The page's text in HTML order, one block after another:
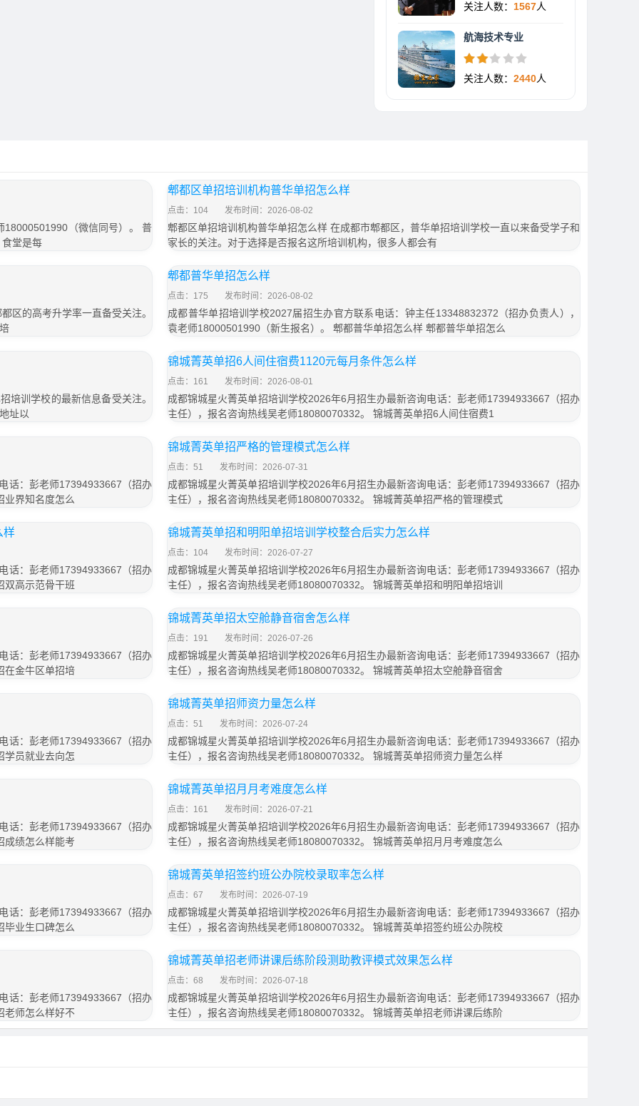
关注人数： 1567人
航海技术专业
关注人数： 2440人
18000501990（微信同号）。 普
堂是每
郫都区单招培训机构普华单招怎么样
点击：104 发布时间：2026-08-02
郫都区单招培训机构普华单招怎么样 在成都市郫都区，普华单招培训学校一直以来备受学子和
家长的关注。对于选择是否报名这所培训机构，很多人都会有
区的高考升学率一直备受关注。
郫都普华单招怎么样
点击：175 发布时间：2026-08-02
成都普华单招培训学校2027届招生办官方联系电话：钟主任13348832372（招办负责人），
袁老师18000501990（新生报名）。 郫都普华单招怎么样 郫都普华单招怎么
培训学校的最新信息备受关注。
址以
锦城菁英单招6人间住宿费1120元每月条件怎么样
点击：161 发布时间：2026-08-01
成都锦城星火菁英单招培训学校2026年6月招生办最新咨询电话：彭老师17394933667（招办
主任），报名咨询热线吴老师18080070332。 锦城菁英单招6人间住宿费1
话：彭老师17394933667（招办
业界知名度怎么
锦城菁英单招严格的管理模式怎么样
点击：51 发布时间：2026-07-31
成都锦城星火菁英单招培训学校2026年6月招生办最新咨询电话：彭老师17394933667（招办
主任），报名咨询热线吴老师18080070332。 锦城菁英单招严格的管理模式
样
话：彭老师17394933667（招办
双高示范骨干班
锦城菁英单招和明阳单招培训学校整合后实力怎么样
点击：104 发布时间：2026-07-27
成都锦城星火菁英单招培训学校2026年6月招生办最新咨询电话：彭老师17394933667（招办
主任），报名咨询热线吴老师18080070332。 锦城菁英单招和明阳单招培训
话：彭老师17394933667（招办
在金牛区单招培
锦城菁英单招太空舱静音宿舍怎么样
点击：191 发布时间：2026-07-26
成都锦城星火菁英单招培训学校2026年6月招生办最新咨询电话：彭老师17394933667（招办
主任），报名咨询热线吴老师18080070332。 锦城菁英单招太空舱静音宿舍
话：彭老师17394933667（招办
学员就业去向怎
锦城菁英单招师资力量怎么样
点击：51 发布时间：2026-07-24
成都锦城星火菁英单招培训学校2026年6月招生办最新咨询电话：彭老师17394933667（招办
主任），报名咨询热线吴老师18080070332。 锦城菁英单招师资力量怎么样
话：彭老师17394933667（招办
成绩怎么样能考
锦城菁英单招月月考难度怎么样
点击：161 发布时间：2026-07-21
成都锦城星火菁英单招培训学校2026年6月招生办最新咨询电话：彭老师17394933667（招办
主任），报名咨询热线吴老师18080070332。 锦城菁英单招月月考难度怎么
话：彭老师17394933667（招办
毕业生口碑怎么
锦城菁英单招签约班公办院校录取率怎么样
点击：67 发布时间：2026-07-19
成都锦城星火菁英单招培训学校2026年6月招生办最新咨询电话：彭老师17394933667（招办
主任），报名咨询热线吴老师18080070332。 锦城菁英单招签约班公办院校
话：彭老师17394933667（招办
老师怎么样好不
锦城菁英单招老师讲课后练阶段测助教评模式效果怎么样
点击：68 发布时间：2026-07-18
成都锦城星火菁英单招培训学校2026年6月招生办最新咨询电话：彭老师17394933667（招办
主任），报名咨询热线吴老师18080070332。 锦城菁英单招老师讲课后练阶